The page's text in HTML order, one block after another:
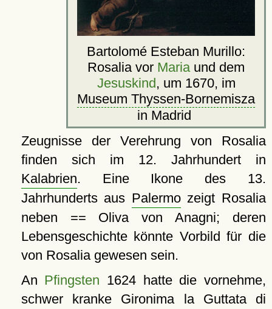
Bartolomé Esteban Murillo:
Rosalia vor Maria und dem
Jesuskind, um 1670, im
Museum Thyssen-Bornemisza
in Madrid
Zeugnisse der Verehrung von Rosalia
finden sich im 12. Jahrhundert in
Kalabrien. Eine Ikone des 13.
Jahrhunderts aus Palermozeigt Rosalia
neben == Oliva von Anagni; deren
Lebensgeschichte könnte Vorbild für die
von Rosalia gewesen sein.
An Pfingsten 1624 hatte die vornehme,
schwer kranke Gironima la Guttata di